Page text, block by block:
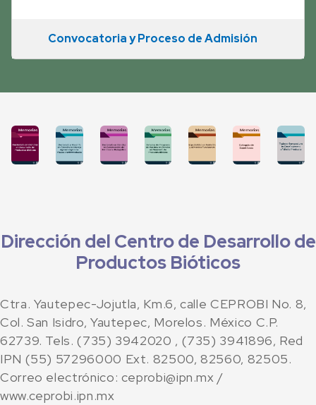
Convocatoria y Proceso de Admisión
Dirección del Centro de Desarrollo de
Productos Bióticos
Ctra. Yautepec-Jojutla, Km.6, calle CEPROBI No. 8,
Col. San Isidro, Yautepec, Morelos. México C.P.
62739. Tels. (735) 3942020 , (735) 3941896, Red
IPN (55) 57296000 Ext. 82500, 82560, 82505.
Correo electrónico: ceprobi@ipn.mx /
www.ceprobi.ipn.mx